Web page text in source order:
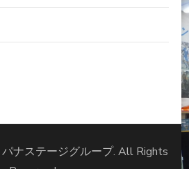
パナステージグループ. All Rights